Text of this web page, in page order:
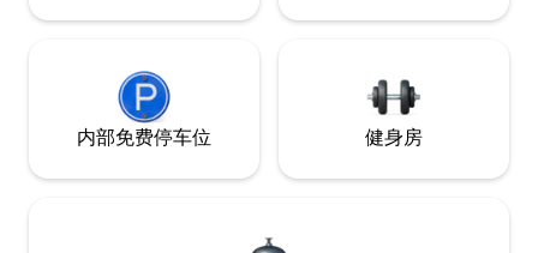
内部免费停车位 健身房